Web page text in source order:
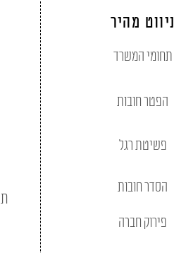
ניווט מהיר
תחומי המשרד
הפטר חובות
פשיטת רגל
הסדר חובות
פירוק חברה